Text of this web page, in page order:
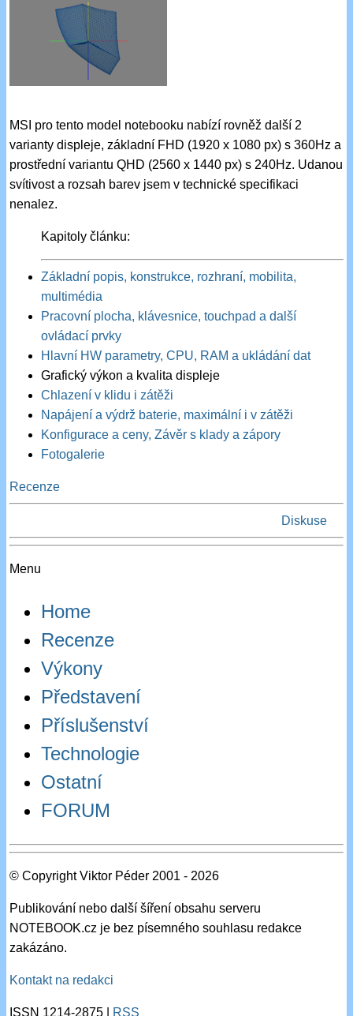
MSI pro tento model notebooku nabízí rovněž další 2
varianty displeje, základní FHD (1920 x 1080 px) s 360Hz a
prostřední variantu QHD (2560 x 1440 px) s 240Hz. Udanou
svítivost a rozsah barev jsem v technické specifikaci
nenalez.
Kapitoly článku:
Základní popis, konstrukce, rozhraní, mobilita,
multimédia
Pracovní plocha, klávesnice, touchpad a další
ovládací prvky
Hlavní HW parametry, CPU, RAM a ukládání dat
Grafický výkon a kvalita displeje
Chlazení v klidu i zátěži
Napájení a výdrž baterie, maximální i v zátěži
Konfigurace a ceny, Závěr s klady a zápory
Fotogalerie
Recenze
Diskuse
Menu
Home
Recenze
Výkony
Představení
Příslušenství
Technologie
Ostatní
FORUM
© Copyright Viktor Péder 2001 - 2026
Publikování nebo další šíření obsahu serveru
NOTEBOOK.cz je bez písemného souhlasu redakce
zakázáno.
Kontakt na redakci
ISSN 1214-2875 | RSS